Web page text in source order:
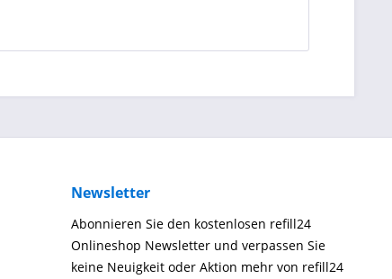
Newsletter
Abonnieren Sie den kostenlosen refill24
Onlineshop Newsletter und verpassen Sie
keine Neuigkeit oder Aktion mehr von refill24